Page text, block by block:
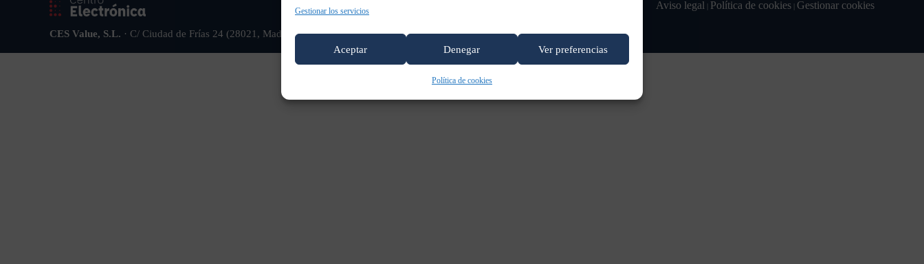
Gestionar los servicios
Aceptar Denegar Ver preferencias
Política de cookies
CES Value, S.L. · C/ Ciudad de Frías 24 (28021, Madrid)
Aviso legal | Política de cookies | Gestionar cookies